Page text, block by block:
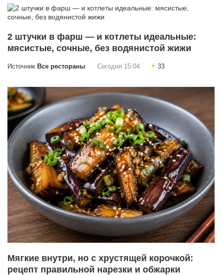
2 штучки в фарш — и котлеты идеальные:
мясистые, сочные, без водянистой жижи
Источник Все рестораны Сегодня 15:04 33
Мягкие внутри, но с хрустящей корочкой:
рецепт правильной нарезки и обжарки